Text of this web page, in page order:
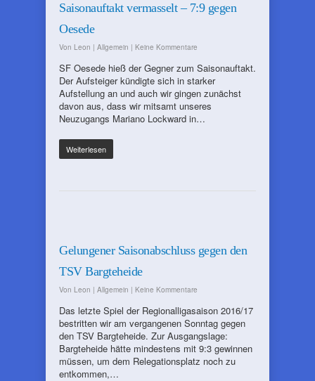
Saisonauftakt vermasselt – 7:9 gegen
Oesede
Von Leon | Allgemein | Keine Kommentare
SF Oesede hieß der Gegner zum Saisonauftakt.
Der Aufsteiger kündigte sich in starker
Aufstellung an und auch wir gingen zunächst
davon aus, dass wir mitsamt unseres
Neuzugangs Mariano Lockward in…
Weiterlesen
Gelungener Saisonabschluss gegen den
TSV Bargteheide
Von Leon | Allgemein | Keine Kommentare
Das letzte Spiel der Regionalligasaison 2016/17
bestritten wir am vergangenen Sonntag gegen
den TSV Bargteheide. Zur Ausgangslage:
Bargteheide hätte mindestens mit 9:3 gewinnen
müssen, um dem Relegationsplatz noch zu
entkommen,…